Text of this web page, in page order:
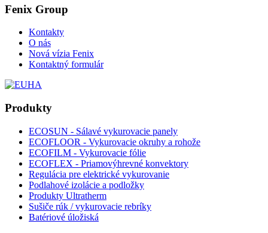
Fenix Group
Kontakty
O nás
Nová vízia Fenix
Kontaktný formulár
Produkty
ECOSUN - Sálavé vykurovacie panely
ECOFLOOR - Vykurovacie okruhy a rohože
ECOFILM - Vykurovacie fólie
ECOFLEX - Priamovýhrevné konvektory
Regulácia pre elektrické vykurovanie
Podlahové izolácie a podložky
Produkty Ultratherm
Sušiče rúk / vykurovacie rebríky
Batériové úložiská